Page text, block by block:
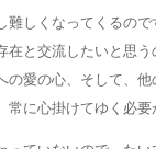
しくなってくるので
在と交流したいと思
の愛の心、そして、
に心掛けてゆく必要